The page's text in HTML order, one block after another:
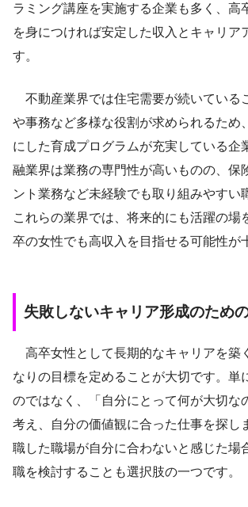
ラミング講座を実施する企業も多く、高
を身につければ安定した収入とキャリア
す。
不動産業界では住宅需要が続いている
や事務など多様な役割が求められるため
にした育成プログラムが充実している企
融業界は業務の専門性が高いものの、保
ント業務など未経験でも取り組みやすい
これらの業界では、将来的にも活躍の場
卒の女性でも高収入を目指せる可能性が
失敗しないキャリア形成のため
高卒女性として長期的なキャリアを築
なりの目標を定めることが大切です。単
のではなく、「自分にとって何が大切な
考え、自分の価値観に合った仕事を探し
職した職場が自分に合わないと感じた場
職を検討することも選択肢の一つです。